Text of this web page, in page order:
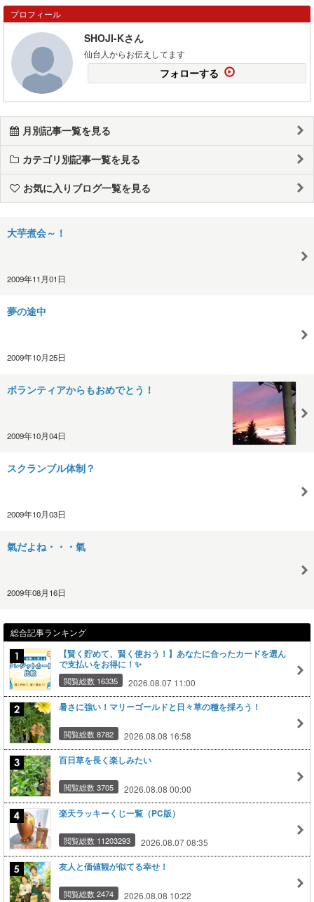
プロフィール
SHOJI-Kさん
仙台人からお伝えしてます
フォローする
月別記事一覧を見る
カテゴリ別記事一覧を見る
お気に入りブログ一覧を見る
大芋煮会～！
2009年11月01日
夢の途中
2009年10月25日
ボランティアからもおめでとう！
2009年10月04日
スクランブル体制？
2009年10月03日
氣だよね・・・氣
2009年08月16日
総合記事ランキング
【賢く貯めて、賢く使おう！】あなたに合ったカードを選ん
で支払いをお得に！✨
閲覧総数 16335 2026.08.07 11:00
暑さに強い！マリーゴールドと日々草の種を採ろう！
閲覧総数 8782 2026.08.08 16:58
百日草を長く楽しみたい
閲覧総数 3705 2026.08.08 00:00
楽天ラッキーくじ一覧（PC版）
閲覧総数 11203293 2026.08.07 08:35
友人と価値観が似てる幸せ！
閲覧総数 2474 2026.08.08 10:22